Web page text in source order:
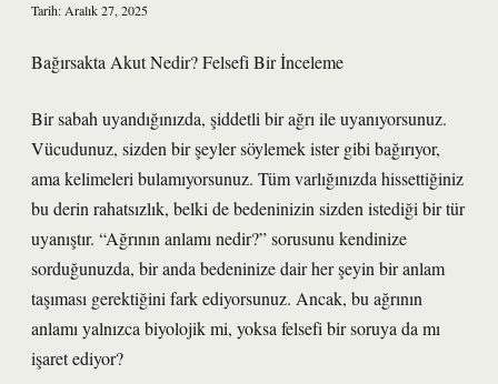
Tarih: Aralık 27, 2025
Bağırsakta Akut Nedir? Felsefi Bir İnceleme
Bir sabah uyandığınızda, şiddetli bir ağrı ile uyanıyorsunuz.
Vücudunuz, sizden bir şeyler söylemek ister gibi bağırıyor,
ama kelimeleri bulamıyorsunuz. Tüm varlığınızda hissettiğiniz
bu derin rahatsızlık, belki de bedeninizin sizden istediği bir tür
uyanıştır. “Ağrının anlamı nedir?” sorusunu kendinize
sorduğunuzda, bir anda bedeninize dair her şeyin bir anlam
taşıması gerektiğini fark ediyorsunuz. Ancak, bu ağrının
anlamı yalnızca biyolojik mi, yoksa felsefi bir soruya da mı
işaret ediyor?